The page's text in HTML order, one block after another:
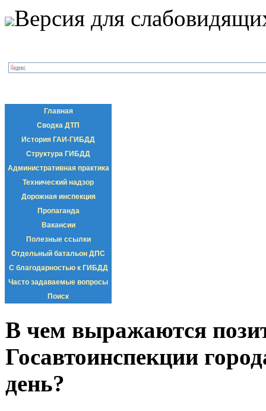
Версия для
Главная
Сводка ДТП
История ГАИ-ГИБДД
Структура ГИБДД
Административная практика
Технический надзор
Дорожная инспекция
Пропаганда
Вакансии
Полезные ссылки
Отдельный батальон ДПС
С благодарностью к ГИБДД
Часто задаваемые вопросы
Поиск
В чем выражаются
Госавтоинспекции
день?